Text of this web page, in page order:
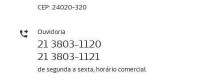
CEP: 24020-320
Ouvidoria
21 3803-1120
21 3803-1121
de segunda a sexta, horário comercial